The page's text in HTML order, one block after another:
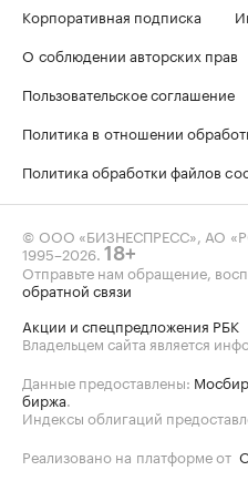
Корпоративная подписка
О соблюдении авторских прав
Пользовательское соглашение
Политика в отношении
Политика обработки файлов
© ООО «БИЗНЕСПРЕСС», АО
1995–2026. 18+
Отправьте нам обращение,
обратной связи
Акции и спецпредложения РБК
Владельцем сайта является
Данные предоставлены:
биржа.
Индексы облигаций
Реализовано на платформе от